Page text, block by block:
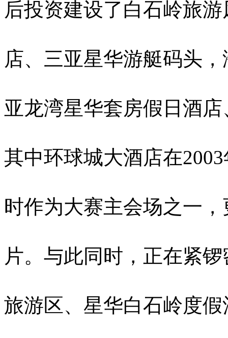
后投资建设了白石岭旅
店、三亚星华游艇码头
亚龙湾星华套房假日酒
其中环球城大酒店在
时作为大赛主会场之一
片。与此同时，正在紧
旅游区、星华白石岭度